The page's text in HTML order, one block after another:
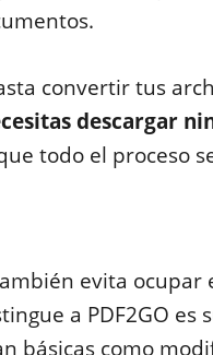
convertir tus
descargar
todo el proceso
evita ocupar
a PDF2GO es
básicas como